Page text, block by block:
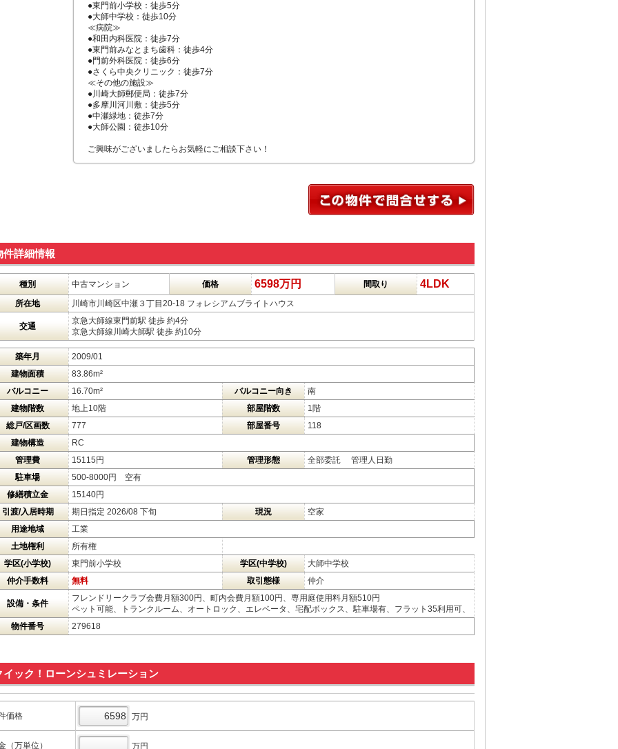
●東門前小学校：徒歩5分
●大師中学校：徒歩10分
≪病院≫
●和田内科医院：徒歩7分
●東門前みなとまち歯科：徒歩4分
●門前外科医院：徒歩6分
●さくら中央クリニック：徒歩7分
≪その他の施設≫
●川崎大師郵便局：徒歩7分
●多摩川河川敷：徒歩5分
●中瀬緑地：徒歩7分
●大師公園：徒歩10分
ご興味がございましたらお気軽にご相談下さい！
件詳細情報
種別 中古マンション 価格 6598万円 間取り 4LDK
所在地 川崎市川崎区中瀬３丁目20-18 フォレシアムブライトハウス
交通
京急大師線東門前駅 徒歩 約4分
京急大師線川崎大師駅 徒歩 約10分
築年月
2009/01
建物面積
83.86m²
バルコニー
16.70m² バルコニー向き
南
建物階数
地上10階 部屋階数
1階
総戸/区画数
777 部屋番号
118
建物構造
RC
管理費
15115円 管理形態
全部委託 管理人日勤
駐車場
500-8000円 空有
修繕積立金
15140円
引渡/入居時期
期日指定 2026/08 下旬 現況
空家
用途地域
工業
土地権利
所有権
学区(小学校)
東門前小学校 学区(中学校)
大師中学校
仲介手数料
無料 取引態様 仲介
設備・条件
フレンドリークラブ会費月額300円、町内会費月額100円、専用庭使用料月額510円
ペット可能、トランクルーム、オートロック、エレベータ、宅配ボックス、駐車場有、フラット35利用可、
物件番号
279618
イック！ローンシュミレーション
価格 万円
（万単位） 万円